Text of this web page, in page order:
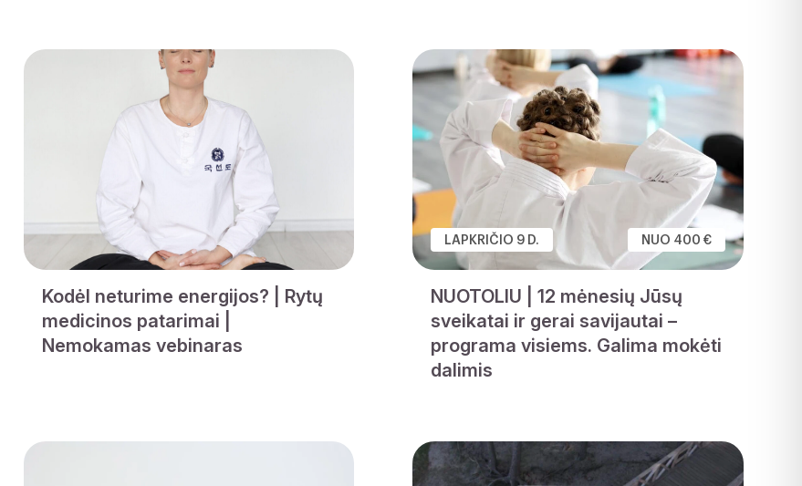
Kodėl neturime energijos? | Rytų
medicinos patarimai |
Nemokamas vebinaras
LAPKRIČIO 9 D. NUO 400 €
NUOTOLIU | 12 mėnesių Jūsų
sveikatai ir gerai savijautai –
programa visiems. Galima mokėti
dalimis